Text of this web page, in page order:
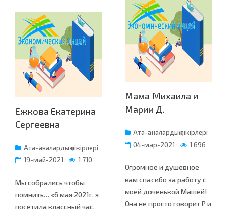
Ежкова Екатерина
Сергеевна
Ата-аналардың пікірлері
19-май-2021
1 710
Мы собрались чтобы
помнить… «6 мая 2021г. я
посетила классный час,
Мама Михаила и
Марии Д.
Ата-аналардың пікірлері
04-мар-2021
1 696
Огромное и душевное
вам спасибо за работу с
моей доченькой Машей!
Она не просто говорит Р и